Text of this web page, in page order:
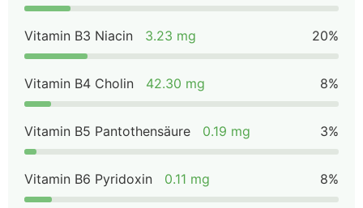
Vitamin B3 Niacin 3.23 mg 20%
Vitamin B4 Cholin 42.30 mg 8%
Vitamin B5 Pantothensäure 0.19 mg 3%
Vitamin B6 Pyridoxin 0.11 mg 8%